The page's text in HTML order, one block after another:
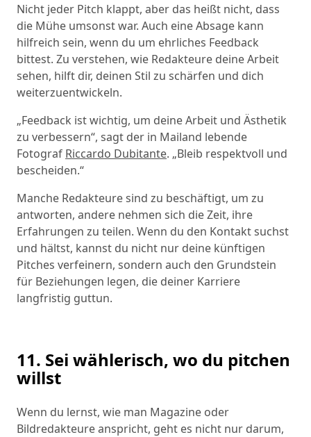
Nicht jeder Pitch klappt, aber das heißt nicht, dass
die Mühe umsonst war. Auch eine Absage kann
hilfreich sein, wenn du um ehrliches Feedback
bittest. Zu verstehen, wie Redakteure deine Arbeit
sehen, hilft dir, deinen Stil zu schärfen und dich
weiterzuentwickeln.
„Feedback ist wichtig, um deine Arbeit und Ästhetik
zu verbessern“, sagt der in Mailand lebende
Fotograf Riccardo Dubitante. „Bleib respektvoll und
bescheiden.“
Manche Redakteure sind zu beschäftigt, um zu
antworten, andere nehmen sich die Zeit, ihre
Erfahrungen zu teilen. Wenn du den Kontakt suchst
und hältst, kannst du nicht nur deine künftigen
Pitches verfeinern, sondern auch den Grundstein
für Beziehungen legen, die deiner Karriere
langfristig guttun.
11. Sei wählerisch, wo du pitchen
willst
Wenn du lernst, wie man Magazine oder
Bildredakteure anspricht, geht es nicht nur darum,